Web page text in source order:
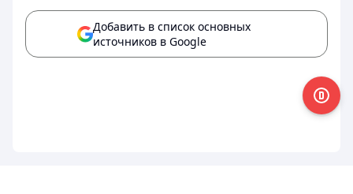
Добавить в список основных
источников в Google